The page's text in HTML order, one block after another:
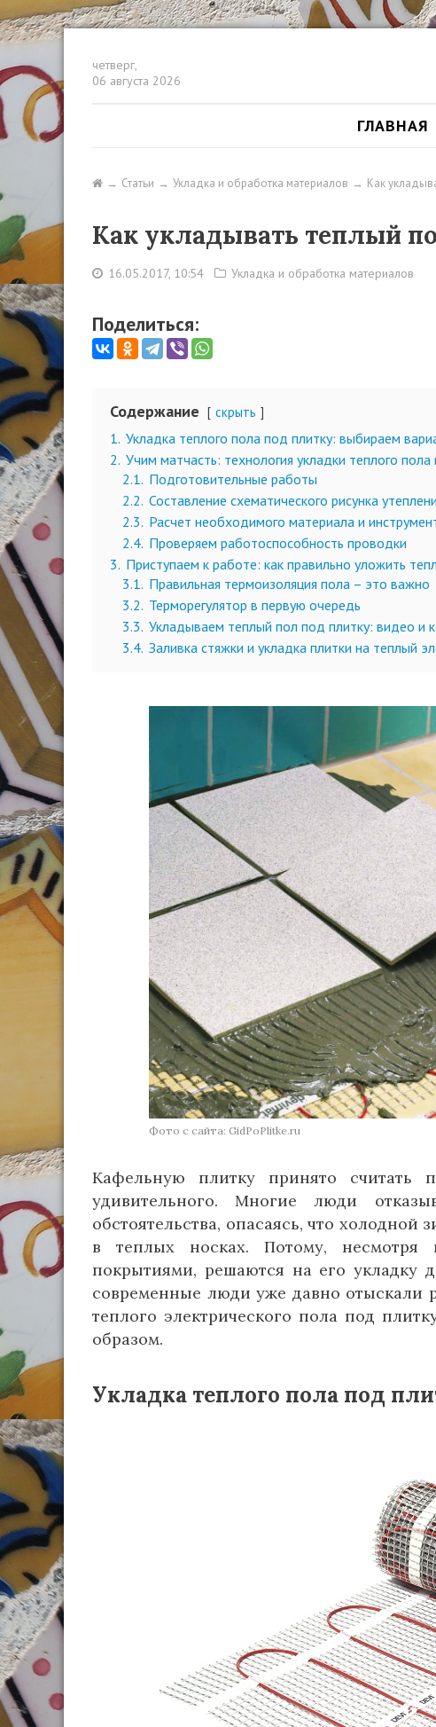
четверг,
06 августа 2026
ГЛАВНАЯ
Статьи Укладка и обработка материалов Как
Как укладывать теплый
16.05.2017, 10:54 Укладка и обработка материалов
Поделиться:
Содержание скрыть
1. Укладка теплого пола под плитку: выбираем
2. Учим матчасть: технология укладки теплого пола
2.1. Подготовительные работы
2.2. Составление схематического рисунка
2.3. Расчет необходимого материала и
2.4. Проверяем работоспособность проводки
3. Приступаем к работе: как правильно уложить
3.1. Правильная термоизоляция пола – это важно
3.2. Терморегулятор в первую очередь
3.3. Укладываем теплый пол под плитку: видео и
3.4. Заливка стяжки и укладка плитки на теплый
Фото с сайта: GidPoPlitke.ru
Кафельную плитку принято
удивительного. Многие люди
обстоятельства, опасаясь, что
в теплых носках. Потому,
покрытиями, решаются на его укладку
современные люди уже давно отыскали
теплого электрического пола под
образом.
Укладка теплого пола под